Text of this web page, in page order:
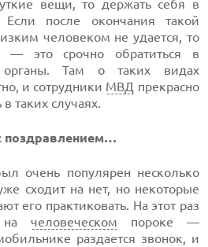
вещи, то держать себя в
Если после окончания такой
человеком не удается, то
— это срочно обратиться в
органы. Там о таких видах
и сотрудники МВД прекрасно
таких случаях.
поздравлением…
очень популярен несколько
сходит на нет, но некоторые
его практиковать. На этот раз
на человеческом пороке —
раздается звонок, и